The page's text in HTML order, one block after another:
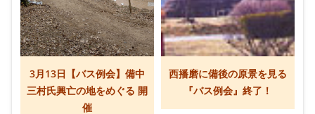
3月13日【バス例会】備中
三村氏興亡の地をめぐる 開
催
西播磨に備後の原景を見る
『バス例会』終了！